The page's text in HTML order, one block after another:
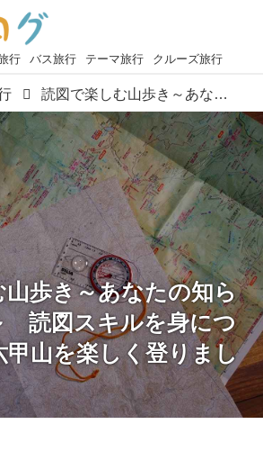
行 バス旅行 テーマ旅行 クルーズ旅行
読図で楽しむ山歩き～あなたの知らない六甲山～ 読図スキルを身につけながら、六甲山を楽しく登りましょう♪
歩き～あなたの知ら
読図スキルを身につ
甲山を楽しく登りまし